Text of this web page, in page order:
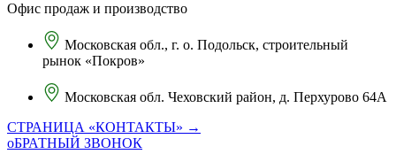
Офис продаж и производство
Московская обл., г. о. Подольск, строительный
рынок «Покров»
Московская обл. Чеховский район, д. Перхурово 64А
СТРАНИЦА «КОНТАКТЫ» →
оБРАТНЫЙ ЗВОНОК